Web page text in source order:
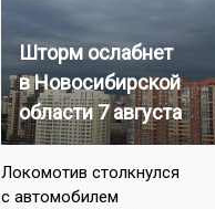
Шторм ослабнет
в Новосибирской
области 7 августа
Локомотив столкнулся
с автомобилем